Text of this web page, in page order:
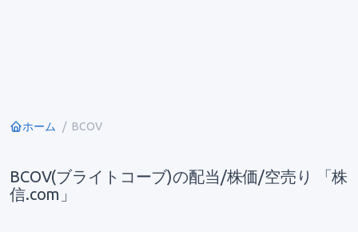
ホーム BCOV
BCOV(ブライトコーブ)の配当/株価/空売り 「株
信.com」